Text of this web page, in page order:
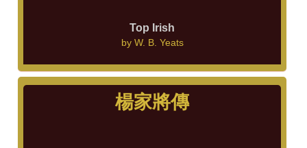
Top Irish
by W. B. Yeats
楊家將傳